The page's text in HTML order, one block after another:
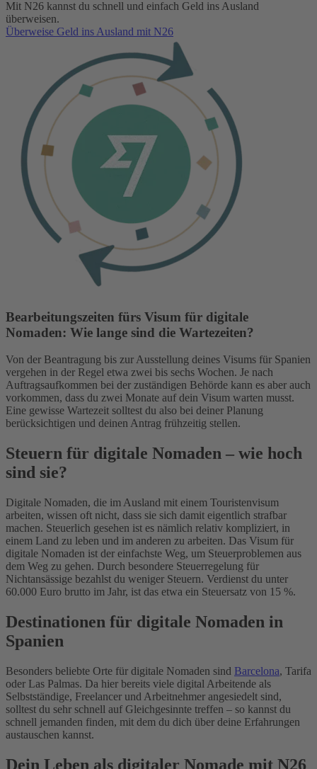
Mit N26 kannst du schnell und einfach Geld ins Ausland
überweisen.
Überweise Geld ins Ausland mit N26
Bearbeitungszeiten fürs Visum für digitale
Nomaden: Wie lange sind die Wartezeiten?
Von der Beantragung bis zur Ausstellung deines Visums für Spanien
vergehen in der Regel etwa zwei bis sechs Wochen. Je nach
Auftragsaufkommen bei der zuständigen Behörde kann es aber auch
vorkommen, dass du zwei Monate auf dein Visum warten musst.
Eine gewisse Wartezeit solltest du also bei deiner Planung
berücksichtigen und deinen Antrag frühzeitig stellen.
Steuern für digitale Nomaden – wie hoch
sind sie?
Digitale Nomaden, die im Ausland mit einem Touristenvisum
arbeiten, wissen oft nicht, dass sie sich damit eigentlich strafbar
machen. Steuerlich gesehen ist es nämlich relativ kompliziert, in
einem Land zu leben und im anderen zu arbeiten. Das Visum für
digitale Nomaden ist der einfachste Weg, um Steuerproblemen aus
dem Weg zu gehen. Durch besondere Steuerregelung für
Nichtansässige bezahlst du weniger Steuern. Verdienst du unter
60.000 Euro brutto im Jahr, ist das etwa ein Steuersatz von 15 %.
Destinationen für digitale Nomaden in
Spanien
Besonders beliebte Orte für digitale Nomaden sind Barcelona, Tarifa
oder Las Palmas. Da hier bereits viele digital Arbeitende als
Selbstständige, Freelancer und Arbeitnehmer angesiedelt sind,
solltest du sehr schnell auf Gleichgesinnte treffen – so kannst du
schnell jemanden finden, mit dem du dich über deine Erfahrungen
austauschen kannst.
Dein Leben als digitaler Nomade mit N26